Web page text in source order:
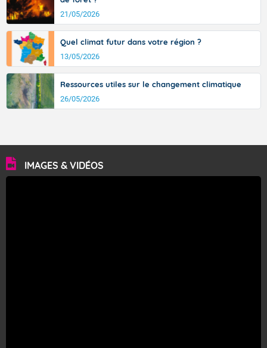
21/05/2026
Quel climat futur dans votre région ?
13/05/2026
Ressources utiles sur le changement climatique
26/05/2026
IMAGES & VIDÉOS